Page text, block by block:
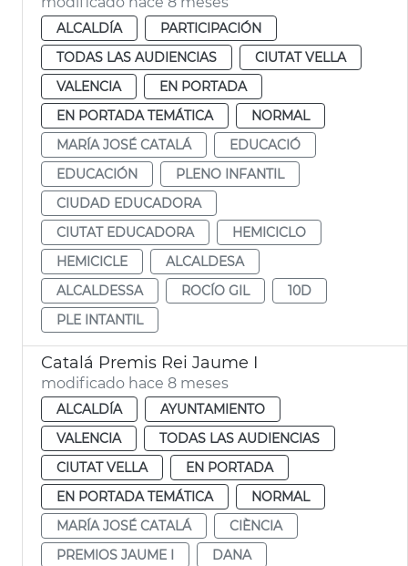
ALCALDÍA
PARTICIPACIÓN
TODAS LAS AUDIENCIAS
CIUTAT VELLA
VALENCIA
EN PORTADA
EN PORTADA TEMÁTICA
NORMAL
MARÍA JOSÉ CATALÁ
EDUCACIÓ
EDUCACIÓN
PLENO INFANTIL
CIUDAD EDUCADORA
CIUTAT EDUCADORA
HEMICICLO
HEMICICLE
ALCALDESA
ALCALDESSA
ROCÍO GIL
10D
PLE INTANTIL
Catalá Premis Rei Jaume I
modificado hace 8 meses
ALCALDÍA
AYUNTAMIENTO
VALENCIA
TODAS LAS AUDIENCIAS
CIUTAT VELLA
EN PORTADA
EN PORTADA TEMÁTICA
NORMAL
MARÍA JOSÉ CATALÁ
CIÈNCIA
PREMIOS JAUME I
DANA